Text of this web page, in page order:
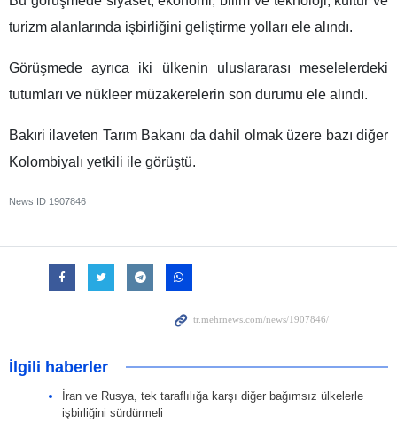
turizm alanlarında işbirliğini geliştirme yolları ele alındı.
Görüşmede ayrıca iki ülkenin uluslararası meselelerdeki
tutumları ve nükleer müzakerelerin son durumu ele alındı.
Bakıri ilaveten Tarım Bakanı da dahil olmak üzere bazı diğer
Kolombiyalı yetkili ile görüştü.
News ID 1907846
İlgili haberler
İran ve Rusya, tek taraflılığa karşı diğer bağımsız ülkelerle
işbirliğini sürdürmeli